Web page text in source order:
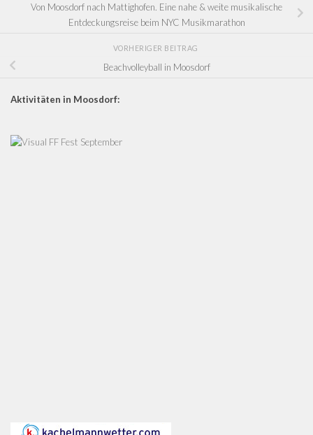
Von Moosdorf nach Mattighofen. Eine nahe & weite musikalische
Entdeckungsreise beim NYC Musikmarathon
VORHERIGER BEITRAG
Beachvolleyball in Moosdorf
Aktivitäten in Moosdorf: